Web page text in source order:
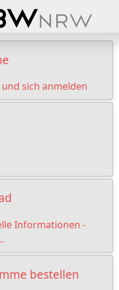
sich anmelden
Informationen -
bestellen